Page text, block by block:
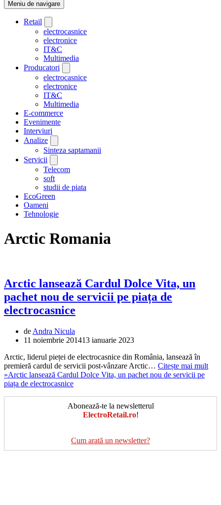
Meniu de navigare
Retail
electrocasnice
electronice
IT&C
Multimedia
Producatori
electrocasnice
electronice
IT&C
Multimedia
E-commerce
Evenimente
Interviuri
Analize
Sinteza saptamanii
Servicii
Telecom
soft
studii de piata
EcoGreen
Oameni
Tehnologie
Arctic Romania
Arctic lansează Cardul Dolce Vita, un
pachet nou de servicii pe piața de
electrocasnice
de Andra Nicula
11 noiembrie 201413 ianuarie 2023
Arctic, liderul pieței de electrocasnice din România, lansează în
premieră cardul de servicii post-vânzare Arctic… Citește mai mult
»Arctic lansează Cardul Dolce Vita, un pachet nou de servicii pe
piața de electrocasnice
Abonează-te la newsletterul
ElectroRetail.ro!
Cum arată un newsletter?